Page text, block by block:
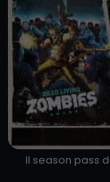
Il season pass